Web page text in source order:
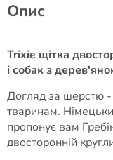
Опис
Trixie щітка
і собак з
Догляд за шерстю
тваринам.
пропонує вам
двосторонній